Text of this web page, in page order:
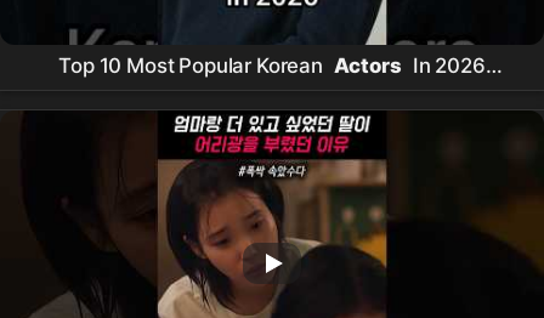
Top 10 Most Popular Korean Actors In 2026
#kdrama #chaeunwoo #shorts #trendingshorts